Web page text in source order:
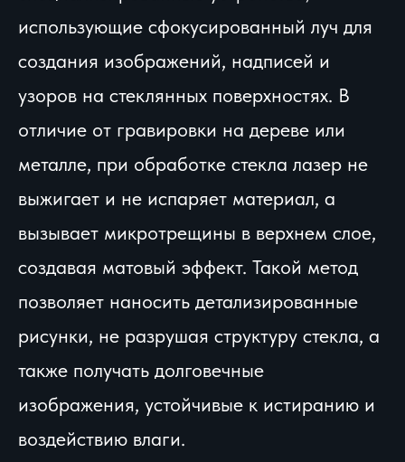
использующие сфокусированный луч для
создания изображений, надписей и
узоров на стеклянных поверхностях. В
отличие от гравировки на дереве или
металле, при обработке стекла лазер не
выжигает и не испаряет материал, а
вызывает микротрещины в верхнем слое,
создавая матовый эффект. Такой метод
позволяет наносить детализированные
рисунки, не разрушая структуру стекла, а
также получать долговечные
изображения, устойчивые к истиранию и
воздействию влаги.